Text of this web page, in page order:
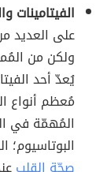
الفيتامينات
على العديد
ولكن من
يُعدّ أحد
مُعظم أنواع
المُهمّة في